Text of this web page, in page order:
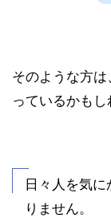
そのような方
っているかもし
日々人を気
りません。